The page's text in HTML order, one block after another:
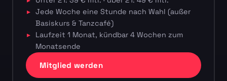
Jede Woche eine Stunde nach Wahl (außer
Basiskurs & Tanzcafé)
Laufzeit 1 Monat, kündbar 4 Wochen zum
Monatsende
Mitglied werden